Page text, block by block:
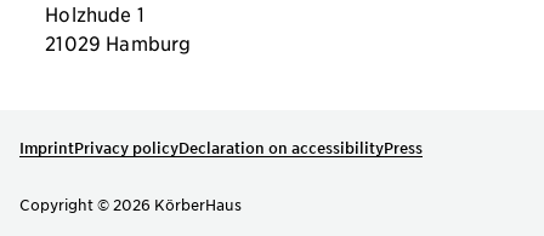
Holzhude 1
21029 Hamburg
ImprintPrivacy policyDeclaration on accessibilityPress
Copyright © 2026 KörberHaus